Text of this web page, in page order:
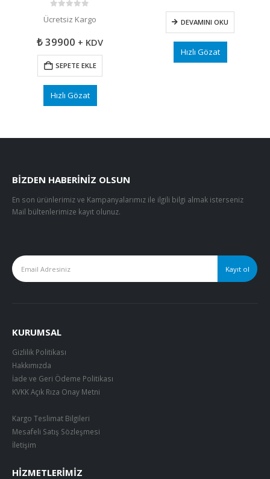
Ücretsiz Kargo
₺39900 + KDV
SEPETE EKLE
Hızlı Gözat
DEVAMINI OKU
Hızlı Gözat
BIZDEN HABERINIZ OLSUN
En son ürünlerimiz ve Kampanyalarımız ile ilgili bilgi almak isterseniz
Mail bültenlerimize kayıt olunuz.
KURUMSAL
Gizlilik Politikası
Hakkımızda
İade ve Geri Ödeme Politikası
KVKK Açık Rıza Onay Metni
Kargo Teslimat Bilgileri
Mesafeli Satış Sözleşmesi
İletişim
HIZMETLERIMIZ